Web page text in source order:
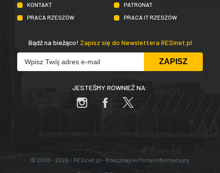
KONTAKT
PATRONAT
PRACA RZESZÓW
PRACA IT RZESZÓW
Bądź na bieżąco! Zapisz się do Newslettera RESinet.pl
JESTEŚMY RÓWNIEŻ NA:
© 2000 - 2026 / RESinet.pl - Rzeszowski Portal Informacyjny